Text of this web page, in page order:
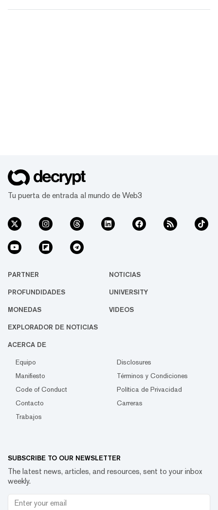
Tu puerta de entrada al mundo de Web3
PARTNER NOTICIAS
PROFUNDIDADES UNIVERSITY
MONEDAS VIDEOS
EXPLORADOR DE NOTICIAS
ACERCA DE
Equipo
Disclosures
Manifiesto
Términos y Condiciones
Code of Conduct
Política de Privacidad
Contacto
Carreras
Trabajos
SUBSCRIBE TO OUR NEWSLETTER
The latest news, articles, and resources, sent to your inbox
weekly.